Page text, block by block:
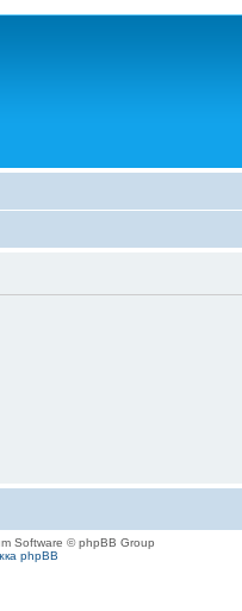
Software © phpBB Group
phpBB